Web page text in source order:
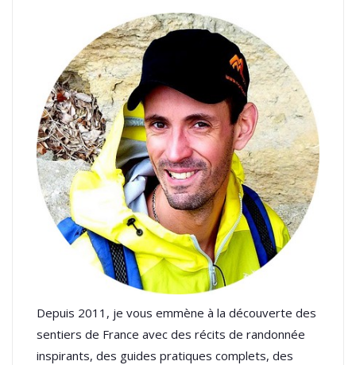
Depuis 2011, je vous emmène à la découverte des
sentiers de France avec des récits de randonnée
inspirants, des guides pratiques complets, des